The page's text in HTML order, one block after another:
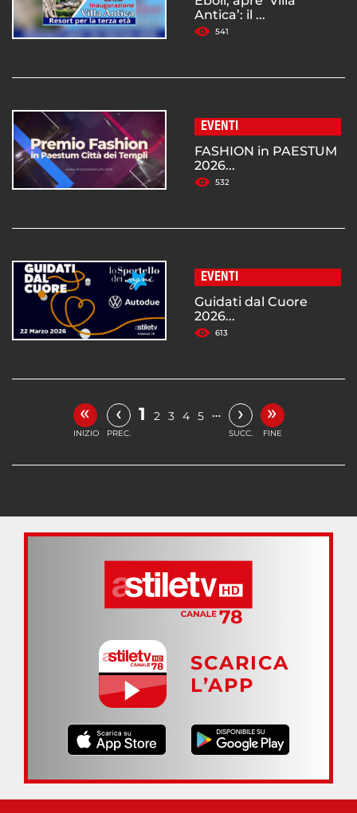
Antica’: il ...
541
EVENTI
FASHION in PAESTUM
2026...
532
EVENTI
Guidati dal Cuore
2026...
613
«
INIZIO
‹
PREC.
1 2 3 4 5 … ›
SUCC.
»
FINE
SCARICA
L’APP